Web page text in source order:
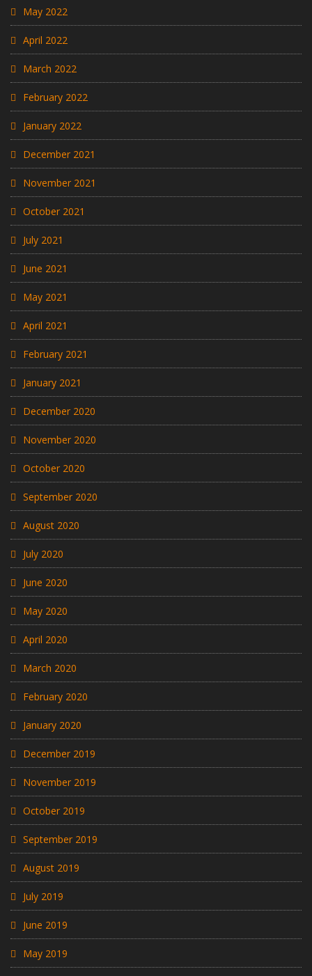
May 2022
April 2022
March 2022
February 2022
January 2022
December 2021
November 2021
October 2021
July 2021
June 2021
May 2021
April 2021
February 2021
January 2021
December 2020
November 2020
October 2020
September 2020
August 2020
July 2020
June 2020
May 2020
April 2020
March 2020
February 2020
January 2020
December 2019
November 2019
October 2019
September 2019
August 2019
July 2019
June 2019
May 2019